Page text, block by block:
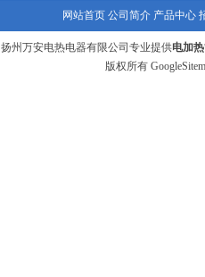
网站首页 公司简介 产品中心
扬州万安电热电器有限公司专业提供电加
版权所有